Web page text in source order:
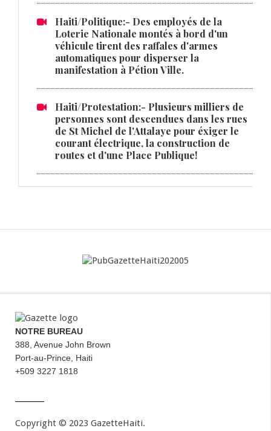
Haiti/Politique:- Des employés de la
Loterie Nationale montés à bord d'un
véhicule tirent des raffales d'armes
automatiques pour disperser la
manifestation à Pétion Ville.
Haiti/Protestation:- Plusieurs milliers de
personnes sont descendues dans les rues
de St Michel de l'Attalaye pour éxiger le
courant électrique, la construction de
routes et d'une Place Publique!
NOTRE BUREAU
388, Avenue John Brown
Port-au-Prince, Haiti
+509 3227 1818
Copyright © 2023 GazetteHaiti.